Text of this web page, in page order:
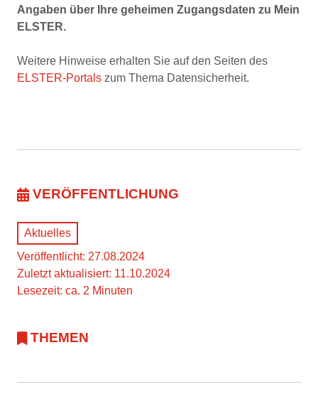
Angaben über Ihre geheimen Zugangsdaten zu Mein
ELSTER.
Weitere Hinweise erhalten Sie auf den Seiten des
ELSTER-Portals zum Thema Datensicherheit.
VERÖFFENTLICHUNG
Aktuelles
Veröffentlicht: 27.08.2024
Zuletzt aktualisiert: 11.10.2024
Lesezeit: ca. 2 Minuten
THEMEN